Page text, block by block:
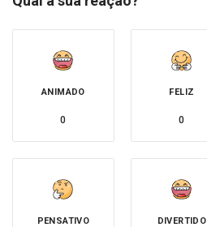
ANIMADO
0
FELIZ
0
PENSATIVO DIVERTIDO